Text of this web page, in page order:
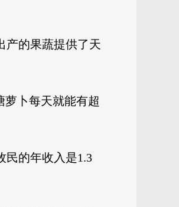
产的果蔬提供了天
萝卜每天就能有超
民的年收入是1.3